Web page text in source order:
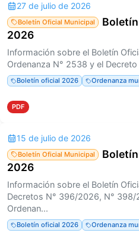
27 de julio de 2026
Boletín Oficial Municipal
2026
Información sobre el Boletín
Ordenanza N° 2538 y el
Boletín oficial 2026 Ordenanza
PDF
15 de julio de 2026
Boletín Oficial Municipal
2026
Información sobre el Boletín
Decretos N° 396/2026, N°
Ordenan...
Boletín oficial 2026 Ordenanza